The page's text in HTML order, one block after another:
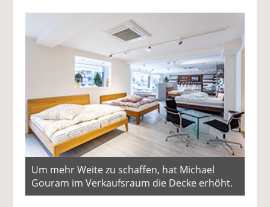
Um mehr Weite zu schaffen, hat Michael
Gouram im Verkaufsraum die Decke erhöht.